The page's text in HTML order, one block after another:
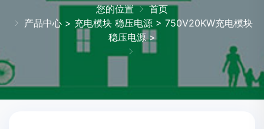
您的位置
首页
产品中心> 充电模块 稳压电源> 750V20KW充电模块
稳压电源>